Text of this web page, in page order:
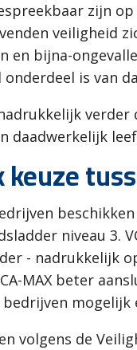
zijn
veiligheid
en bijna-
is van
verder
daadwerkelijk
niveau 3.
- nadrukkelijk
MAX beter
mogelijk
volgens de